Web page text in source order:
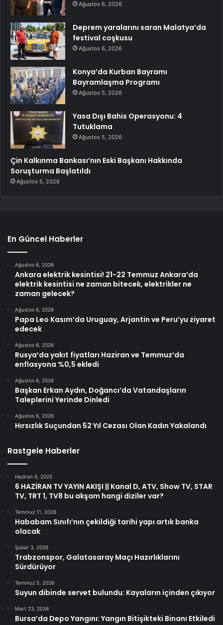
Ağustos 6, 2026
Deprem yaralarını saran Malatya’da
festival coşkusu
Ağustos 6, 2026
Konya’da Kurban Bayramı
Bayramlaşma Programı
Ağustos 5, 2026
Yasa Dışı Bahis Operasyonu: 4
Tutuklama
Ağustos 5, 2026
Çin Kalkınma Bankası’nın Eski Başkanı Hakkında
Soruşturma Başlatıldı
Ağustos 5, 2026
En Güncel Haberler
Ağustos 6, 2026
Ankara elektrik kesintisi! 21-22 Temmuz Ankara’da
elektrik kesintisi ne zaman bitecek, elektrikler ne
zaman gelecek?
Ağustos 6, 2026
Papa Leo Kasım’da Uruguay, Arjantin ve Peru’yu ziyaret
edecek
Ağustos 6, 2026
Rusya’da yakıt fiyatları Haziran ve Temmuz’da
enflasyona %0,5 ekledi
Ağustos 6, 2026
Başkan Erkan Aydın, Doğancı’da Vatandaşların
Taleplerini Yerinde Dinledi
Ağustos 6, 2026
Hırsızlık Suçundan 52 Yıl Cezası Olan Kadın Yakalandı
Rastgele Haberler
Haziran 6, 2025
6 HAZİRAN TV YAYIN AKIŞI || Kanal D, ATV, Show TV, STAR
TV, TRT 1, TV8 bu akşam hangi diziler var?
Temmuz 11, 2026
Hababam Sınıfı’nın çekildiği tarihi yapı artık banka
olacak
Şubat 3, 2026
Trabzonspor, Galatasaray Maçı Hazırlıklarını
Sürdürüyor
Temmuz 5, 2026
Suyun dibinde servet bulundu: Kayaların içinden çıkıyor
Mart 23, 2026
Bursa’da Depo Yangını: Yangın Bitişikteki Binanı Etkiledi